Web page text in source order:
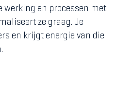
werking en processen met
ze graag. Je
en krijgt energie van die